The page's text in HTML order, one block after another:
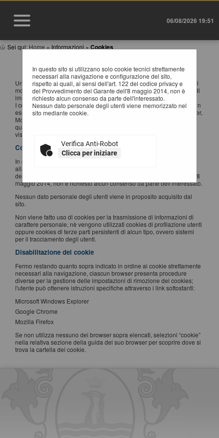
06/08/2026 19:51
Sei qui: Home » Informazioni » Cookies
In questo sito si utilizzano solo cookie tecnici strettamente
necessari alla navigazione e configurazione del sito,
rispetto ai quali, ai sensi dell'art. 122 del codice privacy e
del Provvedimento del Garante dell'8 maggio 2014, non è
richiesto alcun consenso da parte dell'interessato.
Nessun dato personale degli utenti viene memorizzato nel
sito mediante cookie.
Verifica Anti-Robot
Clicca per iniziare
INFORMATIVA SUI COOKIES
Un "cookie" è un piccolo file di testo creato sul computer dell'utente al
momento in cui questo accede ad un determinato sito, con lo scopo di
immagazzinare e trasportare informazioni.
I cookie sono inviati da un server web (che è il computer sul quale è in
esecuzione il sito web visitato) al browser dell'utente (Internet Explorer,
Mozilla Firefox, Google Chrome, ecc.) e memorizzati sul computer di
quest'ultimo; vengono, quindi, re-inviati al sito web al momento delle
visite successive.
Cookies utilizzati
In questo sito si utilizzano solo cookie tecnici strettamente necessari
alla navigazione e configurazione del sito, rispetto ai quali, ai sensi
dell'art. 122 del codice privacy e del Provvedimento del Garante dell'8
maggio 2014, non è richiesto alcun consenso da parte dell'interessato.
Nessun dato personale degli utenti viene in proposito acquisito dal
sito.
Non viene fatto uso di cookies per la trasmissione di informazioni di
carattere personale, nè vengono utilizzati cookies di profilazione utenti
oppure cookies di terze parti persistenti di alcun tipo, ovvero sistemi
per il tracciamento degli utenti.
Disabilitazione dei cookie
Fermo restando quanto sopra indicato in ordine ai cookie strettamente
necessari alla navigazione, ciascun browser presenta procedure
diverse per la gestione delle impostazioni di rimozione dei cookies;
l'utente può ottenere istruzioni specifiche attraverso i link sottostanti:
Microsoft Windows Explorer
Google Chrome
Mozilla Firefox
Se non utilizza nessuno dei browser sopra elencati, selezioni “cookie”
nella relativa sezione della guida del suo browser per scoprire dove si
trova la cartella dei cookie.